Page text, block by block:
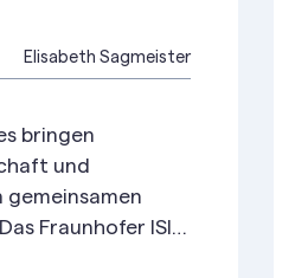
Elisabeth Sagmeister
bringen
und
gemeinsamen
Fraunhofer ISI